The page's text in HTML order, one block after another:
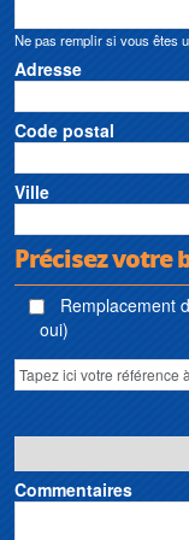
Ne pas remplir si vous êtes
Adresse
Code postal
Ville
Précisez votre
Remplacement
oui)
Commentaires